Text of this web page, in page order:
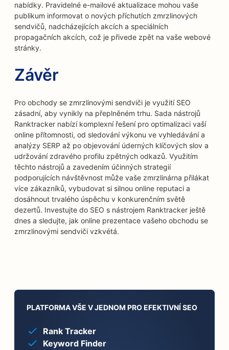
nabídky. Pravidelné e-mailové aktualizace mohou vaše
publikum informovat o nových příchutích zmrzlinových
sendvičů, nadcházejících akcích a speciálních
propagačních akcích, což je přivede zpět na vaše webové
stránky.
Závěr
Pro obchody se zmrzlinovými sendviči je využití SEO
zásadní, aby vynikly na přeplněném trhu. Sada nástrojů
Ranktracker nabízí komplexní řešení pro optimalizaci vaší
online přítomnosti, od sledování výkonu ve vyhledávání a
analýzy SERP až po objevování úderných klíčových slov a
udržování zdravého profilu zpětných odkazů. Využitím
těchto nástrojů a zavedením účinných strategií
podporujících návštěvnost může vaše zmrzlinárna přilákat
více zákazníků, vybudovat si silnou online reputaci a
dosáhnout trvalého úspěchu v konkurenčním světě
dezertů. Investujte do SEO s nástrojem Ranktracker ještě
dnes a sledujte, jak online prezentace vašeho obchodu se
zmrzlinovými sendviči vzkvétá.
PLATFORMA VŠE V JEDNOM PRO EFEKTIVNÍ SEO
Rank Tracker
Keyword Finder